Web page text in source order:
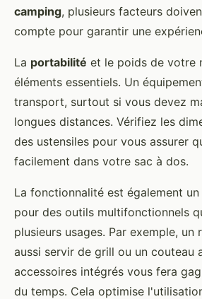
camping, plusieurs facteurs
compte pour garantir une
La portabilité et le poids de votre
éléments essentiels. Un
transport, surtout si vous devez
longues distances. Vérifiez les
des ustensiles pour vous assurer
facilement dans votre sac à dos.
La fonctionnalité est également
pour des outils multifonctionnels
plusieurs usages. Par exemple, un
aussi servir de grill ou un couteau
accessoires intégrés vous fera
du temps. Cela optimise